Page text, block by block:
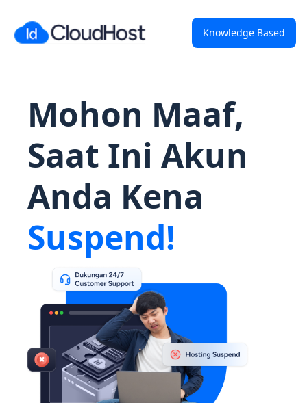
Knowledge Based
Mohon Maaf,
Saat Ini Akun
Anda Kena
Suspend!